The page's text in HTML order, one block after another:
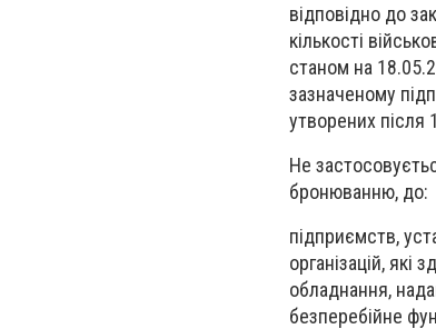
відповідно до
кількості
станом на
зазначеному
утворених після
Не
бронюванню, до:
підприємств,
організацій,
обладнання,
безперебійне